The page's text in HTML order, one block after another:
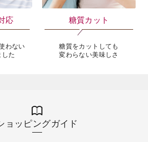
応
わない
た
糖質カット
糖質をカットしても
変わらない美味しさ
ョッピングガイド